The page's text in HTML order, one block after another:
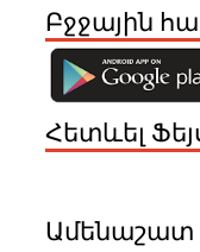
Բջջային
Հետևել
Ամենաշատ